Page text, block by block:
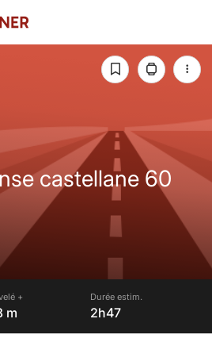
castellane 60
+
m
Durée estim.
2h47